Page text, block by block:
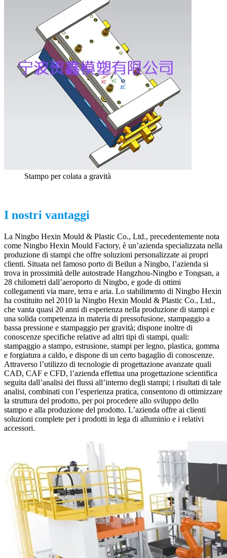
Stampo per colata a gravità
I nostri vantaggi
La Ningbo Hexin Mould & Plastic Co., Ltd., precedentemente nota
come Ningbo Hexin Mould Factory, è un’azienda specializzata nella
produzione di stampi che offre soluzioni personalizzate ai propri
clienti. Situata nel famoso porto di Beilun a Ningbo, l’azienda si
trova in prossimità delle autostrade Hangzhou-Ningbo e Tongsan, a
28 chilometri dall’aeroporto di Ningbo, e gode di ottimi
collegamenti via mare, terra e aria. Lo stabilimento di Ningbo Hexin
ha costituito nel 2010 la Ningbo Hexin Mould & Plastic Co., Ltd.,
che vanta quasi 20 anni di esperienza nella produzione di stampi e
una solida competenza in materia di pressofusione, stampaggio a
bassa pressione e stampaggio per gravità; dispone inoltre di
conoscenze specifiche relative ad altri tipi di stampi, quali:
stampaggio a stampo, estrusione, stampi per legno, plastica, gomma
e forgiatura a caldo, e dispone di un certo bagaglio di conoscenze.
Attraverso l’utilizzo di tecnologie di progettazione avanzate quali
CAD, CAF e CFD, l’azienda effettua una progettazione scientifica
seguita dall’analisi dei flussi all’interno degli stampi; i risultati di tale
analisi, combinati con l’esperienza pratica, consentono di ottimizzare
la struttura del prodotto, per poi procedere allo sviluppo dello
stampo e alla produzione del prodotto. L’azienda offre ai clienti
soluzioni complete per i prodotti in lega di alluminio e i relativi
accessori.